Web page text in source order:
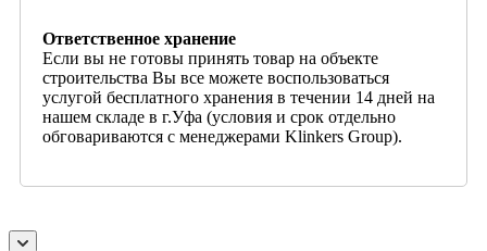
Ответственное хранение
Если вы не готовы принять товар на объекте
строительства Вы все можете воспользоваться
услугой бесплатного хранения в течении 14 дней на
нашем складе в г.Уфа (условия и срок отдельно
обговариваются с менеджерами Klinkers Group).